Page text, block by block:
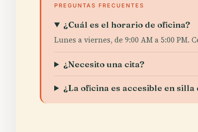
PREGUNTAS FRECUENTES
¿Cuál es el horario de oficina?
Lunes a viernes, de 9:00 AM a 5:00 PM.
¿Necesito una cita?
¿La oficina es accesible en silla